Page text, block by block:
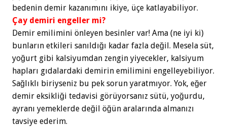
bedenin demir kazanımını ikiye, üçe katlayabiliyor.
Çay demiri engeller mi?
Demir emilimini önleyen besinler var! Ama (ne iyi ki)
bunların etkileri sanıldığı kadar fazla değil. Mesela süt,
yoğurt gibi kalsiyumdan zengin yiyecekler, kalsiyum
hapları gıdalardaki demirin emilimini engelleyebiliyor.
Sağlıklı biriyseniz bu pek sorun yaratmıyor. Yok, eğer
demir eksikliği tedavisi görüyorsanız sütü, yoğurdu,
ayranı yemeklerde değil öğün aralarında almanızı
tavsiye ederim.